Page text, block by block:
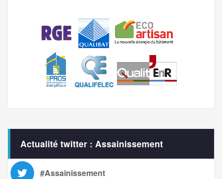
Actualité twitter : Assainissement
#Assainissement